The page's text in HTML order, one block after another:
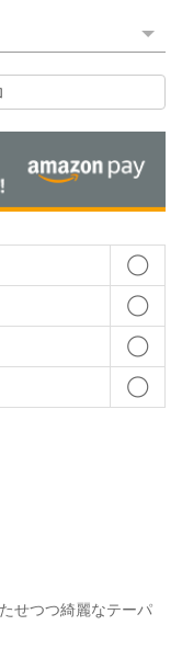
◯
◯
◯
◯
せつつ綺麗なテーパ